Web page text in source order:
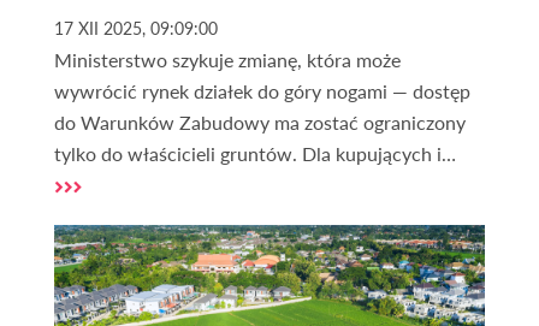
17 XII 2025, 09:09:00
Ministerstwo szykuje zmianę, która może
wywrócić rynek działek do góry nogami — dostęp
do Warunków Zabudowy ma zostać ograniczony
tylko do właścicieli gruntów. Dla kupujących i
inwestorów oznacza to nowe ryzyka, droższe
działki przed zakupem”. Sprawdź, czy nadchodzący
chaos to realne zagrożenie, czy szansa na
uporządkowanie rynku — zanim podejmiesz